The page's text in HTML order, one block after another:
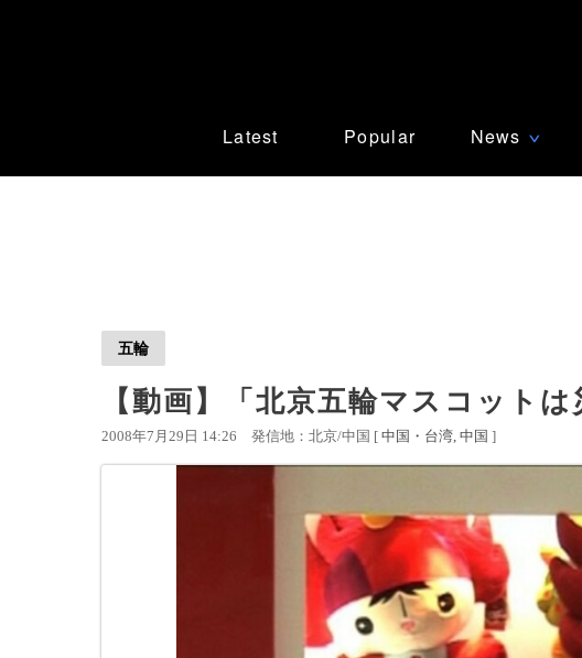
Latest Popular News ∨
五輪
【動画】「北京五輪マスコット
2008年7月29日 14:26 発信地：北京/中国 [ 中国・台湾 中国 ]